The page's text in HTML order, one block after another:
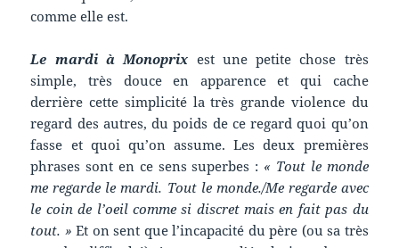
comme elle est.
Le mardi à Monoprix est une petite chose très
simple, très douce en apparence et qui cache
derrière cette simplicité la très grande violence du
regard des autres, du poids de ce regard quoi qu’on
fasse et quoi qu’on assume. Les deux premières
phrases sont en ce sens superbes : « Tout le monde
me regarde le mardi. Tout le monde./Me regarde avec
le coin de l’oeil comme si discret mais en fait pas du
tout. » Et on sent que l’incapacité du père (ou sa très